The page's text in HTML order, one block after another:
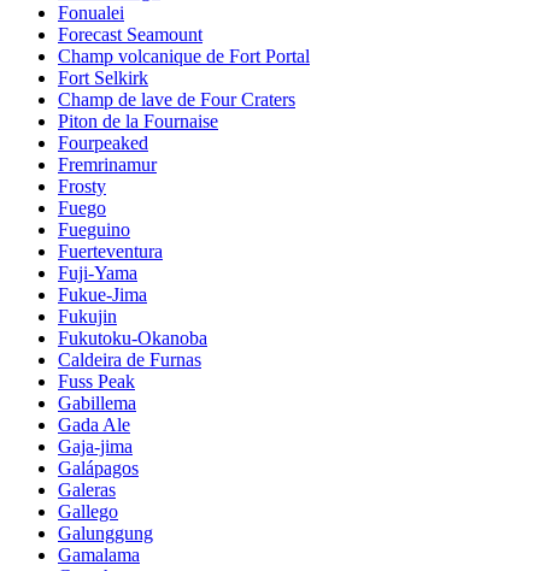
Fonualei
Forecast Seamount
Champ volcanique de Fort Portal
Fort Selkirk
Champ de lave de Four Craters
Piton de la Fournaise
Fourpeaked
Fremrinamur
Frosty
Fuego
Fueguino
Fuerteventura
Fuji-Yama
Fukue-Jima
Fukujin
Fukutoku-Okanoba
Caldeira de Furnas
Fuss Peak
Gabillema
Gada Ale
Gaja-jima
Galápagos
Galeras
Gallego
Galunggung
Gamalama